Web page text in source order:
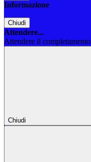
Informazione
Chiudi
Attendere...
Attendere il
Chiudi